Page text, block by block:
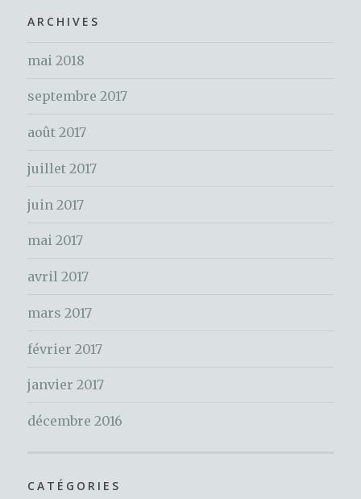
k
h
r
e
:
ARCHIVES
mai 2018
septembre 2017
août 2017
juillet 2017
juin 2017
mai 2017
avril 2017
mars 2017
février 2017
janvier 2017
décembre 2016
CATÉGORIES